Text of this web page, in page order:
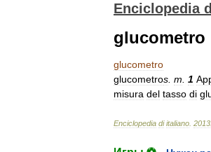
Enciclopedia
glucometro
glucometro
glucometros m 1
misura del tasso di
Enciclopedia di italiano 2013